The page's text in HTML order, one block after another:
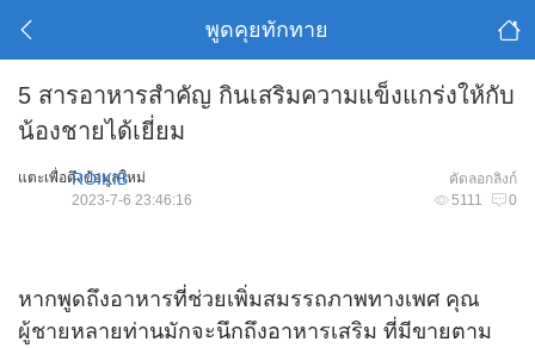
พูดคุยทักทาย
5 สารอาหารสำคัญ กินเสริมความแข็งแกร่งให้กับ
น้องชายได้เยี่ยม
แตะเพื่อดึงข้อมูลใหม่ คัดลอกลิงก์
ROIKIB
5111 0
2023-7-6 23:46:16
หากพูดถึงอาหารที่ช่วยเพิ่มสมรรถภาพทางเพศ คุณ
ผู้ชายหลายท่านมักจะนึกถึงอาหารเสริม ที่มีขายตาม